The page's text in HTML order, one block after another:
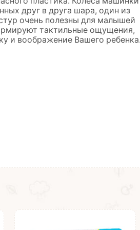
друг в друга шара, один из
очень полезны для малышей
тактильные ощущения,
и воображение Вашего